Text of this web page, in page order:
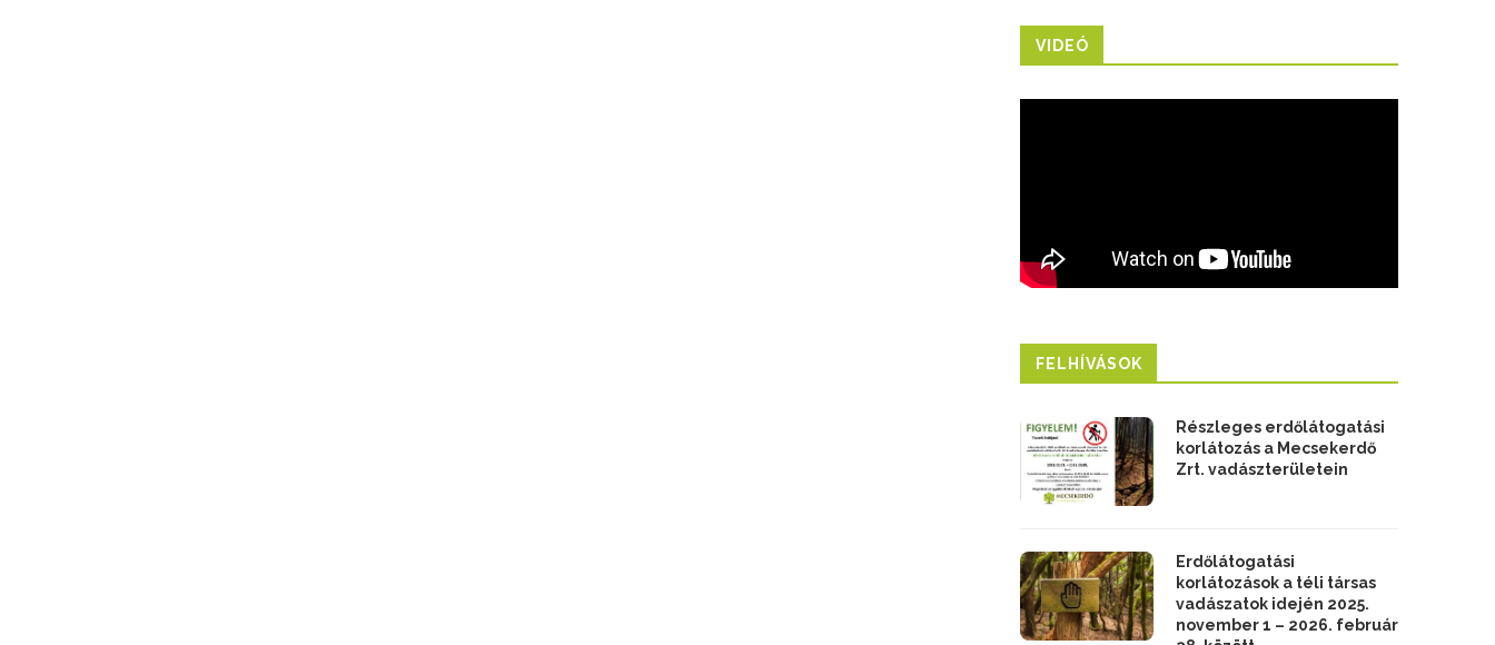
VIDEÓ
FELHÍVÁSOK
Részleges erdőlátogatási
korlátozás a Mecsekerdő
Zrt. vadászterületein
Erdőlátogatási
korlátozások a téli társas
vadászatok idején 2025.
november 1 – 2026. február